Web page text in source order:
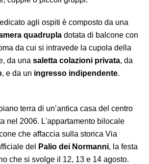
agli ospiti è composto da una
quadrupla dotata di balcone con
da cui si intravede la cupola della
da una saletta colazioni privata, da
, e da un ingresso indipendente.
terra di un’antica casa del centro
nel 2006. L'appartamento bilocale
che affaccia sulla storica Via
del
Palio dei Normanni, la festa
che si svolge il 12, 13 e 14 agosto.